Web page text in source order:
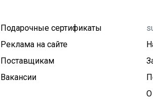
Подарочные сертификаты
Реклама на сайте
Поставщикам
Вакансии
О